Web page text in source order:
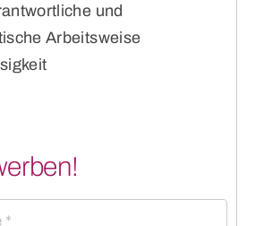
und
Arbeitsweise